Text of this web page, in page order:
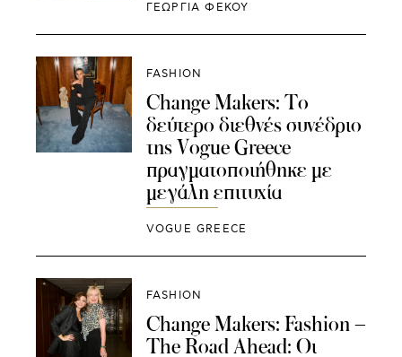
ΓΕΩΡΓΙΑ ΦΕΚΟΥ
FASHION
Change Makers: Το
δεύτερο διεθνές συνέδριο
της Vogue Greece
πραγματοποιήθηκε με
μεγάλη επιτυχία
VOGUE GREECE
FASHION
Change Makers: Fashion –
The Road Ahead: Οι